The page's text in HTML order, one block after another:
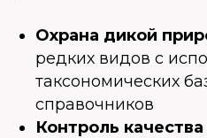
Охрана дикой
редких видов с
таксономических
справочников
Контроль